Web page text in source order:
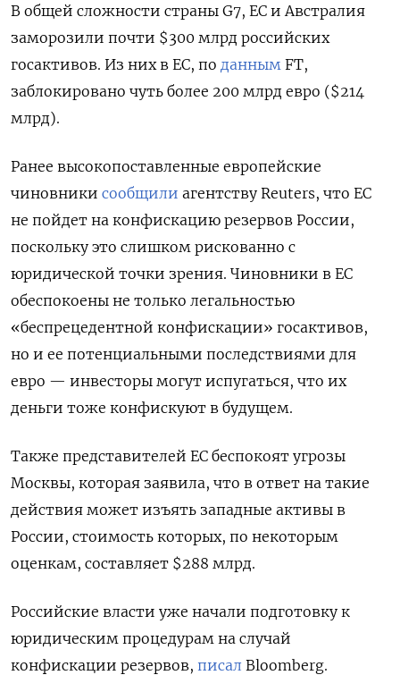
В общей сложности страны G7, ЕС и Австралия
заморозили почти $300 млрд российских
госактивов. Из них в ЕС, по данным FT,
заблокировано чуть более 200 млрд евро ($214
млрд).
Ранее высокопоставленные европейские
чиновники сообщили агентству Reuters, что ЕС
не пойдет на конфискацию резервов России,
поскольку это слишком рискованно с
юридической точки зрения. Чиновники в ЕС
обеспокоены не только легальностью
«беспрецедентной конфискации» госактивов,
но и ее потенциальными последствиями для
евро — инвесторы могут испугаться, что их
деньги тоже конфискуют в будущем.
Также представителей ЕС беспокоят угрозы
Москвы, которая заявила, что в ответ на такие
действия может изъять западные активы в
России, стоимость которых, по некоторым
оценкам, составляет $288 млрд.
Российские власти уже начали подготовку к
юридическим процедурам на случай
конфискации резервов, писал Bloomberg.